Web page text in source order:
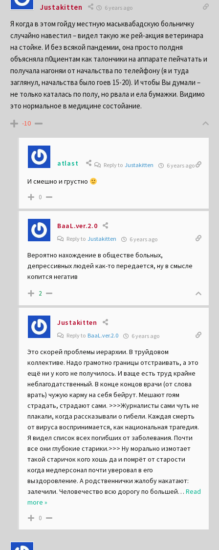
Justakitten 6 years ago
Я когда в этом гойду местную маськвабадскую больничку
случайно навестил – видел такую же рей-акция ветеринара
на стойке. И без всякой пандемии, она просто полдня
объясняла п0циентам как талончики на аппарате пейчатать и
получала нагоняи от начальства по телейфону (я и туда
заглянул, начальства было гоев 15-20). И чтобы Вы думали –
не только каталась по полу, но рвала и ела бумажки. Видимо
это нормальное в медицине состойание.
-10
atlast Reply toJustakitten 6 years ago
И смешно и грустно
0
BaaL.ver.2.0
Reply to Justakitten 6 years ago
Вероятно нахождение в обществе больных,
депрессивных людей как-то передается, ну в смысле
копится негатив
2
Justakitten
Reply to BaaL.ver.2.0 6 years ago
Это скорей проблемы иерархии. В труйдовом
коллективе. Надо грамотно границы отстраивать, а это
ещё ни у кого не получилось. И ваще есть труд крайне
неблагодатственный. В конце концов врачи (от слова
врать) чужую карму на себя бейрут. Мешают гоям
страдать, страдают сами. >>>Журналисты сами чуть не
плакали, когда рассказывали о гибели. Каждая смерть
от вируса воспринимается, как национальная трагедия.
Я видел список всех погибших от заболевания. Почти
все они глубокие старики.>>> Ну морально измотает
такой старичок кого хошь да и помрёт от старости
когда медперсонал почти уверовал в его
выздоровление. А родственнички жалобу накатают:
залечили. Человечество всю дорогу по большей… Read
more »
0